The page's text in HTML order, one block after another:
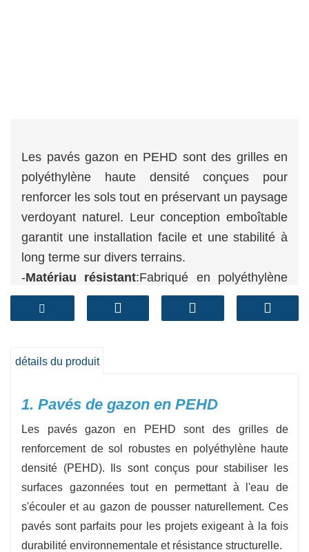
Les pavés gazon en PEHD sont des grilles en
polyéthylène haute densité conçues pour
renforcer les sols tout en préservant un paysage
verdoyant naturel. Leur conception emboîtable
garantit une installation facile et une stabilité à
long terme sur divers terrains.
-Matériau résistant:Fabriqué en polyéthylène
haute densité (PEHD), il a un impact
merveilleux et une résistance aux intempéries.
que principal fabricant de pavés à gazon en
prix directs d'usine avec une fabrication sur
premier ordre.
Support technique et service
personnalisé Du choix du produit aux conseils
de mise en place, notre groupe de
professionnels fournit une assistance technique
individuelle et des recommandations de
détails du produit
1. Pavés de gazon en PEHD
Les pavés gazon en PEHD sont des grilles de
renforcement de sol robustes en polyéthylène haute
densité (PEHD). Ils sont conçus pour stabiliser les
surfaces gazonnées tout en permettant à l'eau de
s'écouler et au gazon de pousser naturellement. Ces
pavés sont parfaits pour les projets exigeant à la fois
durabilité environnementale et résistance structurelle.